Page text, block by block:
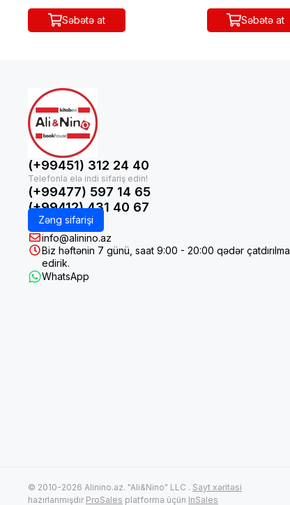
Səbətə at Səbətə at
(+99451) 312 24 40
(+99477) 597 14 65
(+99412) 431 40 67
Zəng sifarişi
info@alinino.az
Biz həftənin 7 günü, saat 9:00 - 20:00 qədər çatdırılma
edirik.
WhatsApp
© 2010-2026 Alinino.az. "Ali&Nino" LLC . Sayt xəritəsi
hazırlanmışdır ProSales platforma üçün InSales